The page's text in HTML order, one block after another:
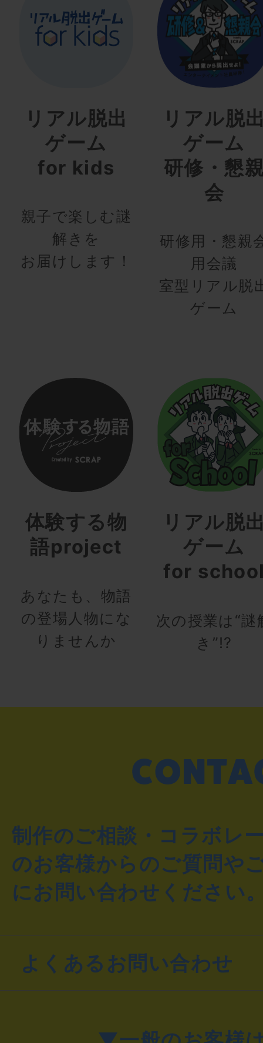
リアル脱出
ゲーム
for kids
親子で楽しむ謎
解きを
お届けします！
リアル脱
ゲーム
研修・懇
会
研修用・懇親
用会議
室型リアル脱
ゲーム
体験する物
語project
あなたも、物語
の登場人物にな
りませんか
リアル脱
ゲーム
for
次の授業は“謎
き”!?
制作のご相談・コラボレ
のお客様からのご質問や
にお問い合わせください
よくあるお問い合わせ